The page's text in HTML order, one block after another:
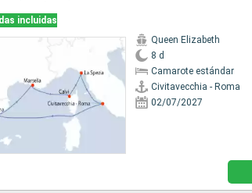
incluidas
Queen Elizabeth
8 d
Camarote estándar
Civitavecchia - Roma
02/07/2027